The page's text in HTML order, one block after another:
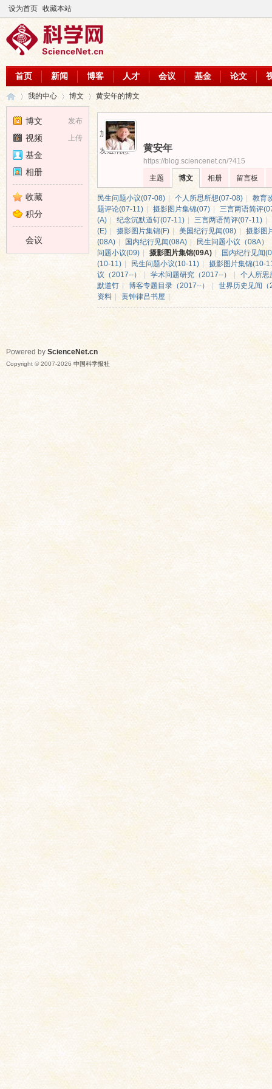
设为首页 收藏本站
首页 新闻 博客 人才 会议 基金 论文
›
我的中心 博文 黄安年的博文
加为好友
发送消息
黄安年
https://blog.sciencenet.cn/?415
主题
博文 相册 留言板
民生问题小议(07-08) 个人所思所想(07-08)
教育
题评论(07-11)
摄影图片集锦(07)
三言两语简评
(A)
纪念沉默道钉(07-11) 三言两语简评(07-11)
(E)
摄影图片集锦(F) 美国纪行见闻(08)
摄影图
(08A)
国内纪行见闻(08A) 民生问题小议（08A）
问题小议(09)
摄影图片集锦(09A)
国内纪行见闻
(10-11)
民生问题小议(10-11)
摄影图片集锦(10-
议（2017--）
学术问题研究（2017--）
个人所思
默道钉
博客专题目录（2017--）
世界历史见闻（
资料
黄钟律吕书屋
发布
博文
上传
视频
基金
相册
收藏
积分
会议
Powered by ScienceNet.cn
Copyright © 2007-2026 中国科学报社